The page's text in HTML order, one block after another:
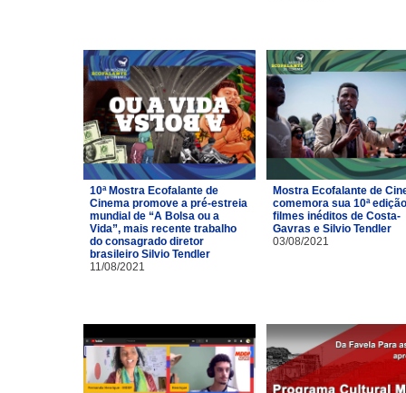
10ª Mostra Ecofalante de
Cinema promove a pré-estreia
mundial de “A Bolsa ou a
Vida”, mais recente trabalho
do consagrado diretor
brasileiro Silvio Tendler
11/08/2021
Mostra Ecofalante de
comemora sua 10ª
filmes inéditos de Costa-
Gavras e Silvio Tendler
03/08/2021